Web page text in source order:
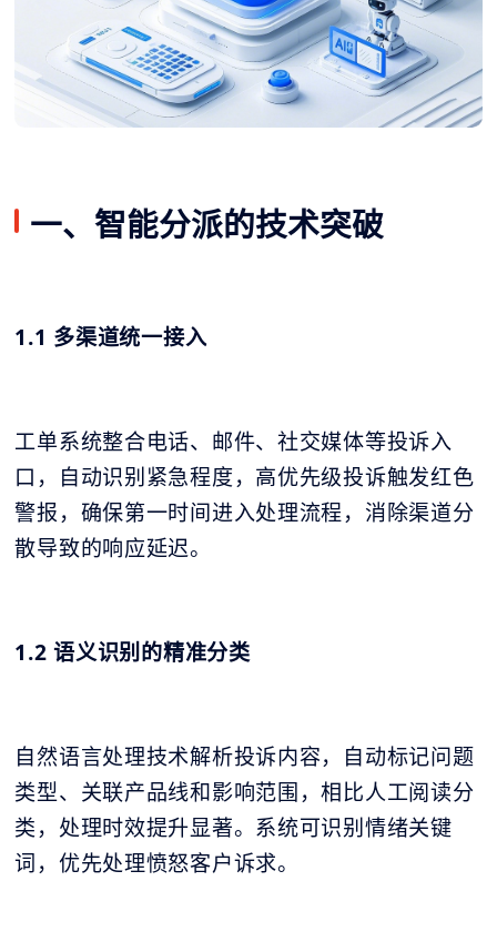
一、智能分派的技术突破
1.1 多渠道统一接入
工单系统整合电话、邮件、社交媒体等投诉入
口，自动识别紧急程度，高优先级投诉触发红色
警报，确保第一时间进入处理流程，消除渠道分
散导致的响应延迟。
1.2 语义识别的精准分类
自然语言处理技术解析投诉内容，自动标记问题
类型、关联产品线和影响范围，相比人工阅读分
类，处理时效提升显著。系统可识别情绪关键
词，优先处理愤怒客户诉求。